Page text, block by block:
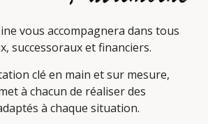
vous accompagnera dans tous
successoraux et financiers.
clé en main et sur mesure,
à chacun de réaliser des
à chaque situation.